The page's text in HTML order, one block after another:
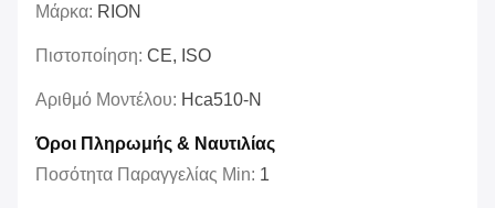
Μάρκα: RION
Πιστοποίηση: CE, ISO
Αριθμό Μοντέλου: Hca510-Ν
Όροι Πληρωμής & Ναυτιλίας
Ποσότητα Παραγγελίας Min: 1